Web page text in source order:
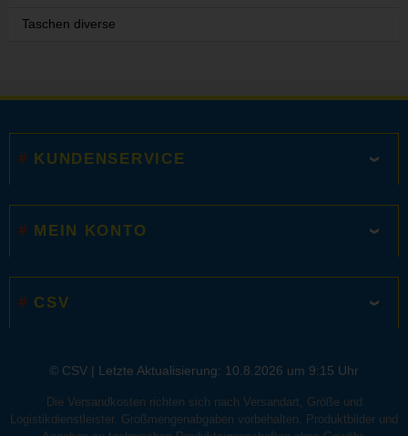
Taschen diverse
KUNDENSERVICE
MEIN KONTO
CSV
© CSV | Letzte Aktualisierung: 10.8.2026 um 9:15 Uhr
Die Versandkosten richten sich nach Versandart, Größe und
Logistikdienstleister. Großmengenabgaben vorbehalten. Produktbilder und